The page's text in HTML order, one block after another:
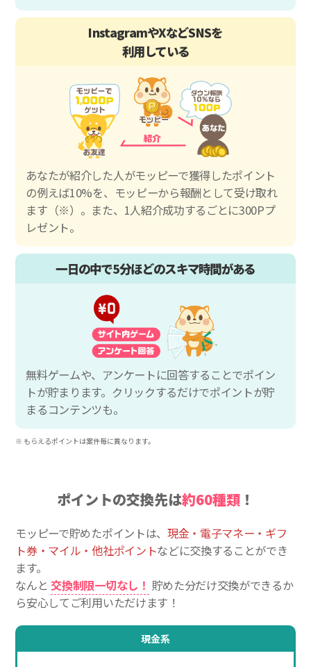
InstagramやXなどSNSを
利用している
あなたが紹介した人がモッピーで獲得したポイント
の例えば10%を、モッピーから報酬として受け取れ
ます（※）。また、1人紹介成功するごとに300Pプ
レゼント。
一日の中で5分ほどのスキマ時間がある
無料ゲームや、アンケートに回答することでポイン
トが貯まります。クリックするだけでポイントが貯
まるコンテンツも。
※ もらえるポイントは案件毎に異なります。
ポイントの交換先は約60種類 ！
モッピーで貯めたポイントは、 現金・電子マネー・ギフ
ト券・マイル・他社ポイントなどに交換することができ
ます。
なんと 交換制限一切なし！ 貯めた分だけ交換ができるか
ら安心してご利用いただけます！
現金系